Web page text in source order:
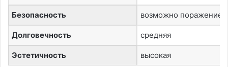
Безопасность возможно поражение
Долговечность средняя
Эстетичность высокая